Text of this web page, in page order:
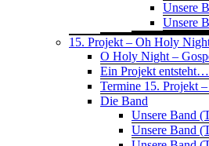
Unsere
Unsere
15. Projekt – Oh Holy
O Holy Night –
Ein Projekt
Termine 15. Projekt
Die Band
Unsere Band
Unsere Band